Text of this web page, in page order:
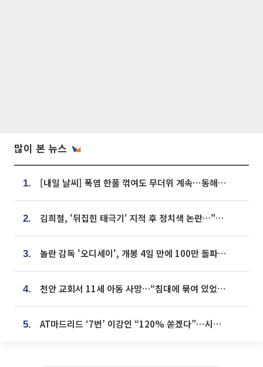
많이 본 뉴스
1. [내일 날씨] 폭염 한풀 꺾여도 무더위 계속⋯동해안 이틀 연속 비
2. 김희철, '뒤집힌 태극기' 지적 후 정치색 논란…"좌우 떠나 우리나라 국기"
3. 놀란 감독 '오디세이', 개봉 4일 만에 100만 돌파⋯'왕사남' 보다 빠르다
4. 천안 교회서 11세 아동 사망…“침대에 묶여 있었다” 진술 확보
5. AT마드리드 ‘7번’ 이강인 “120% 쏟겠다”⋯시메오네 감독 “필요한 선수”